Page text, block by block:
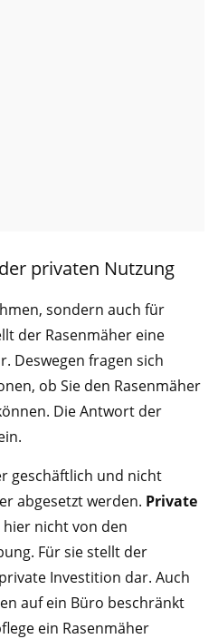
privaten Nutzung
sondern auch für
der Rasenmäher eine
Deswegen fragen sich
ob Sie den Rasenmäher
Die Antwort der
geschäftlich und nicht
abgesetzt werden. Private
hier nicht von den
Für sie stellt der
Investition dar. Auch
auf ein Büro beschränkt
ein Rasenmäher